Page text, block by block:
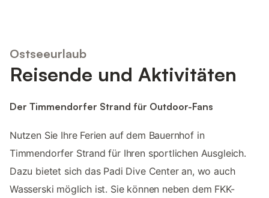
Ostseeurlaub
Reisende und Aktivitäten
Der Timmendorfer Strand für Outdoor-Fans
Nutzen Sie Ihre Ferien auf dem Bauernhof in
Timmendorfer Strand für Ihren sportlichen Ausgleich.
Dazu bietet sich das Padi Dive Center an, wo auch
Wasserski möglich ist. Sie können neben dem FKK-